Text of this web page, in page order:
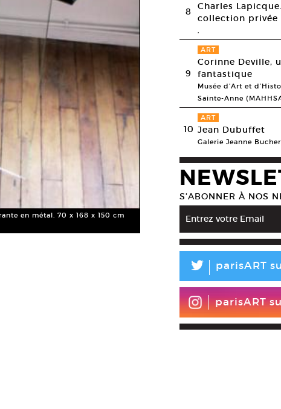
en métal. 70 x 168 x 150 cm
Clémence Torres, La Maîtrise de la
Courtesy Clémence Torres
8
Charles
collection privée
,
9
ART
Corinne Deville,
fantastique
Musée d’Art et
Sainte-Anne
10
ART
Jean Dubuffet
Galerie Jeanne
S’ABONNER À NOS
L parisART
parisART